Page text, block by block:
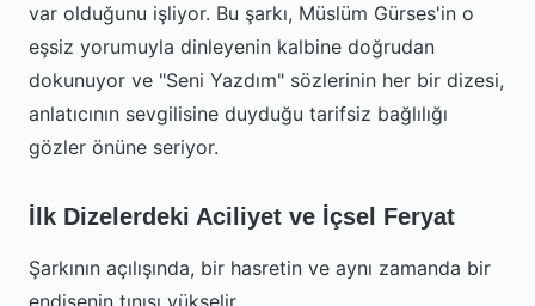
var olduğunu işliyor. Bu şarkı, Müslüm Gürses'in o
eşsiz yorumuyla dinleyenin kalbine doğrudan
dokunuyor ve "Seni Yazdım" sözlerinin her bir dizesi,
anlatıcının sevgilisine duyduğu tarifsiz bağlılığı
gözler önüne seriyor.
İlk Dizelerdeki Aciliyet ve İçsel Feryat
Şarkının açılışında, bir hasretin ve aynı zamanda bir
endişenin tınısı yükselir.